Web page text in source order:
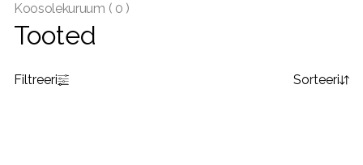
Koosolekuruum ( 0 )
Tooted
Filtreeri Sorteeri